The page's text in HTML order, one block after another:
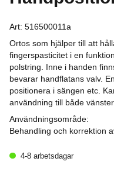
Art: 516500011a
Ortos som hjälper till att
fingerspasticitet i en
polstring. Inne i handen
bevarar handflatans valv.
positionera i sängen etc.
användning till både
Användningsområde:
Behandling och korrektion
4-8 arbetsdagar